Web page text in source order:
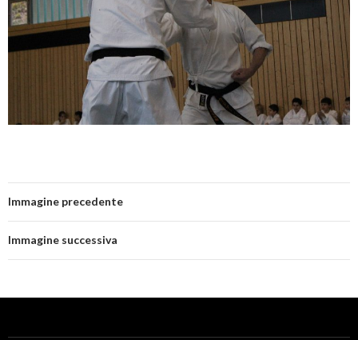
Immagine precedente
Immagine successiva